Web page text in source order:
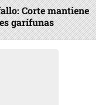
Corte mantiene
garífunas